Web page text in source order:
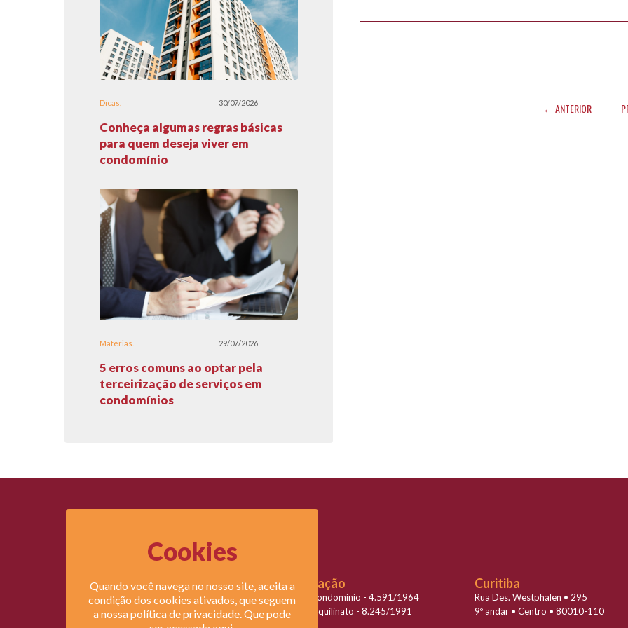
Cookies
Quando você navega no nosso site, aceita a
condição dos cookies ativados, que seguem
a nossa política de privacidade. Que pode
← ANTERIOR
Dicas 30/07/2026
Conheça algumas regras básicas
para quem deseja viver em
condomínio
Matérias 29/07/2026
5 erros comuns ao optar pela
terceirização de serviços em
condomínios
Legislação
Lei do Condomínio - 4.591/1964
Lei do Inquilinato - 8.245/1991
Curitiba
Rua Des. Westphalen • 295
9º andar • Centro • 80010-110